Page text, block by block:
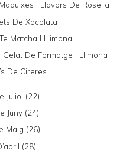
I Llavors De Rosella
De Xocolata
Matcha I Llimona
De Formatge I Llimona
De Cireres
Juliol (22)
Juny (24)
Maig (26)
(28)